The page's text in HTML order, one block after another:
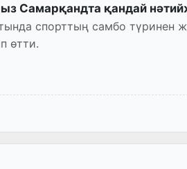
Самарқандта қандай
спорттың самбо түринен
өтти.